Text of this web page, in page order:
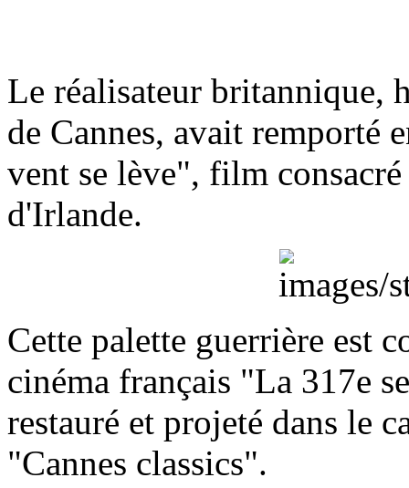
Le réalisateur britannique,
de Cannes, avait remporté
vent se lève", film
d'Irlande.
Cette palette guerrière est
cinéma français "La 317e
restauré et projeté dans le
"Cannes classics".